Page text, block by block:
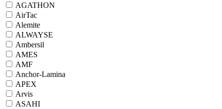
AGATHON
AirTac
Alemite
ALWAYSE
Ambersil
AMES
AMF
Anchor-Lamina
APEX
Arvis
ASAHI